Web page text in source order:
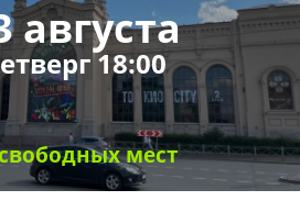
августа
18:00
мест